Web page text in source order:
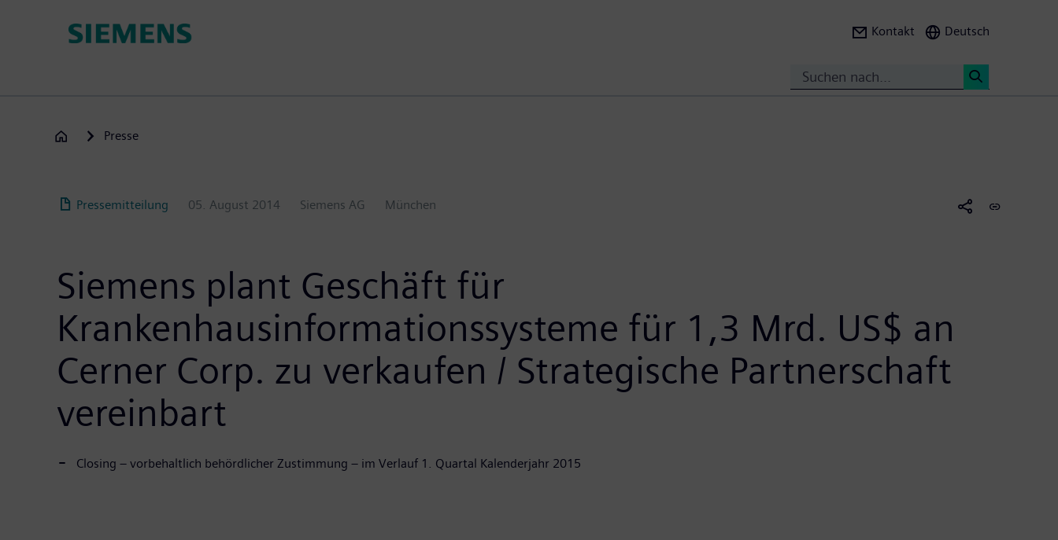
Kontakt Deutsch
Presse
Pressemitteilung 05. August 2014 Siemens AG München
Siemens plant Geschäft für
Krankenhausinformationssysteme für 1,3 Mrd. US$ an
Cerner Corp. zu verkaufen / Strategische Partnerschaft
vereinbart
Closing – vorbehaltlich behördlicher Zustimmung – im Verlauf 1. Quartal Kalenderjahr 2015